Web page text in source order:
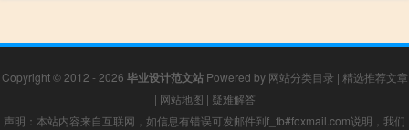
Copyright © 2012 - 2026 毕业设计范文站Powered by 网站分类目录 | 精选推荐文章
| 网站地图 | 疑难解答
声明：本站内容来自互联网，如信息有错误可发邮件到f_fb#foxmail.com说明，我们